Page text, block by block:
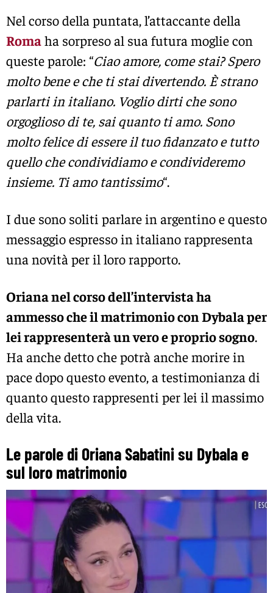
Nel corso della puntata, l’attaccante della
Romaha sorpreso al sua futura moglie con
queste parole: “Ciao amore, come stai? Spero
molto bene e che ti stai divertendo. È strano
parlarti in italiano. Voglio dirti che sono
orgoglioso di te, sai quanto ti amo. Sono
molto felice di essere il tuo fidanzato e tutto
quello che condividiamo e condivideremo
insieme. Ti amo tantissimo“.
I due sono soliti parlare in argentino e questo
messaggio espresso in italiano rappresenta
una novità per il loro rapporto.
Oriana nel corso dell’intervista ha
ammesso che il matrimonio con Dybala per
lei rappresenterà un vero e proprio sogno.
Ha anche detto che potrà anche morire in
pace dopo questo evento, a testimonianza di
quanto questo rappresenti per lei il massimo
della vita.
Le parole di Oriana Sabatini su Dybala e
sul loro matrimonio